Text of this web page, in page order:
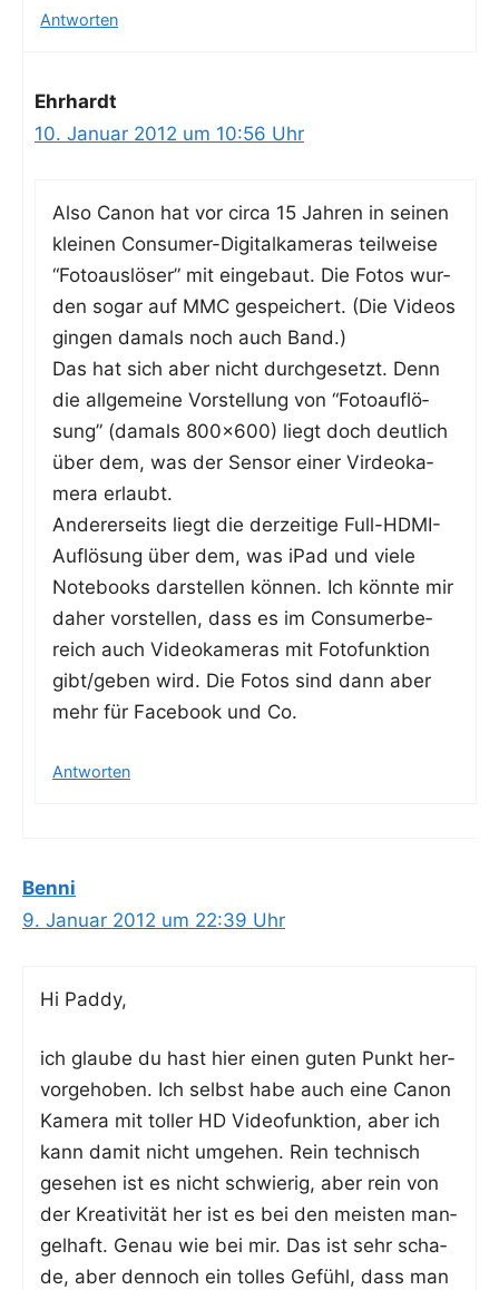
Antworten
Ehrhardt
10. Januar 2012 um 10:56 Uhr
Also Canon hat vor cir­ca 15 Jah­ren in sei­nen
klei­nen Con­su­mer-Digi­tal­ka­me­ras teil­wei­se
“Foto­aus­lö­ser” mit ein­ge­baut. Die Fotos wur­
den sogar auf MMC gespei­chert. (Die Vide­os
gin­gen damals noch auch Band.)
Das hat sich aber nicht durch­ge­setzt. Denn
die all­ge­mei­ne Vor­stel­lung von “Foto­auf­lö­
sung” (damals 800x600) liegt doch deut­lich
über dem, was der Sen­sor einer Vir­deo­ka­
me­ra erlaubt.
Ande­rer­seits liegt die der­zei­ti­ge Full-HDMI-
Auf­lö­sung über dem, was iPad und vie­le
Note­books dar­stel­len kön­nen. Ich könn­te mir
daher vor­stel­len, dass es im Con­su­mer­be­
reich auch Video­ka­me­ras mit Foto­funk­ti­on
gibt/geben wird. Die Fotos sind dann aber
mehr für Face­book und Co.
Antworten
Benni
9. Januar 2012 um 22:39 Uhr
Hi Pad­dy,
ich glau­be du hast hier einen guten Punkt her­
vor­ge­ho­ben. Ich selbst habe auch eine Canon
Kame­ra mit tol­ler HD Video­funk­ti­on, aber ich
kann damit nicht umge­hen. Rein tech­nisch
gese­hen ist es nicht schwie­rig, aber rein von
der Krea­ti­vi­tät her ist es bei den meis­ten man­
gel­haft. Genau wie bei mir. Das ist sehr scha­
de, aber den­noch ein tol­les Gefühl, dass man